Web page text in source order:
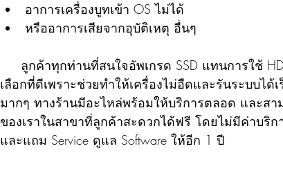
อาการเครื่องบูทเข้า OS ไม่ได้
หรืออาการเสียจากอุบัติเหตุ อื่นๆ
เลือกที่ดีเพราะช่วยทำให้เครื่องไม่อืดและรันระบบได้
มากๆ ทางร้านมีอะไหล่พร้อมให้บริการตลอด และสา
ของเราในสาขาที่ลูกค้าสะดวกได้ฟรี โดยไม่มีค่าบริก
และแถม Service ดูแล Software ให้อีก 1 ปี